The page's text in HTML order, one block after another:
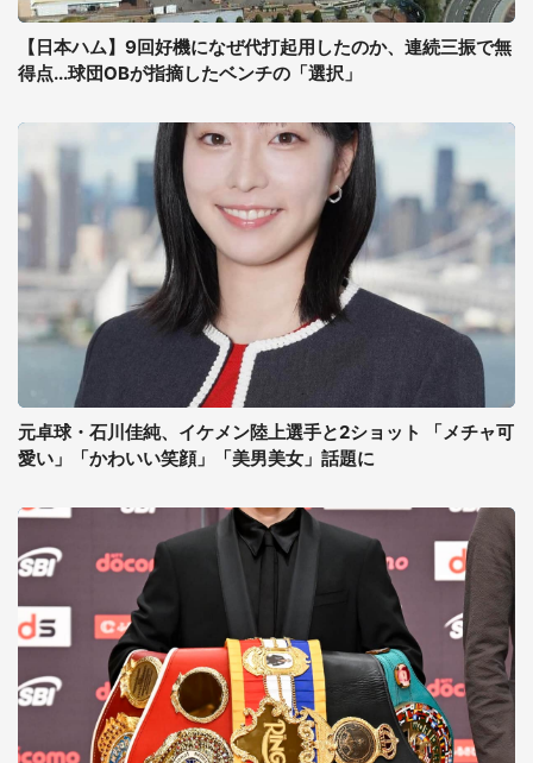
【日本ハム】9回好機になぜ代打起用したのか、連続三振で無
得点...球団OBが指摘したベンチの「選択」
元卓球・石川佳純、イケメン陸上選手と2ショット 「メチャ可
愛い」「かわいい笑顔」「美男美女」話題に